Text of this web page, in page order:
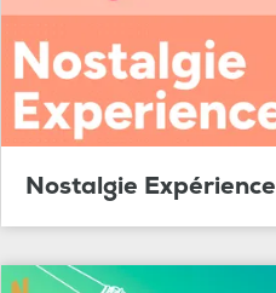
Nostalgie Expérience